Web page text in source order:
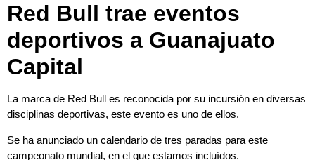
Red Bull trae eventos
deportivos a Guanajuato
Capital
La marca de Red Bull es reconocida por su incursión en diversas
disciplinas deportivas, este evento es uno de ellos.
Se ha anunciado un calendario de tres paradas para este
campeonato mundial, en el que estamos incluídos.